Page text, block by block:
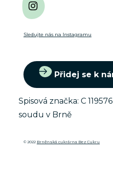
Sledujte nás na Instagramu
Přidej se k
Spisová značka: C
soudu v Brně
© 2022 Brněnská cukrárna Bez Cukru